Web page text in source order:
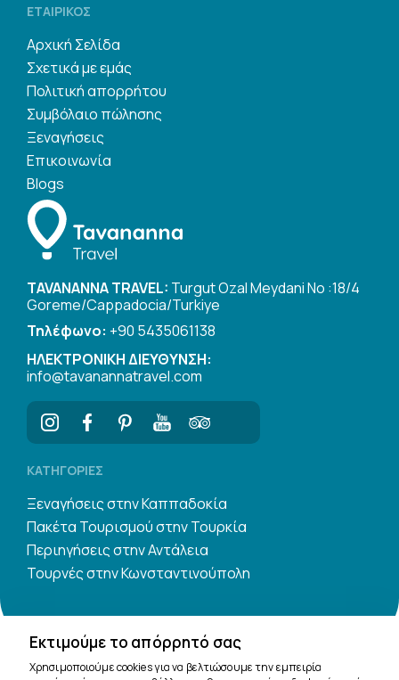
ΕΤΑΙΡΙΚΌΣ
Αρχική Σελίδα
Σχετικά με εμάς
Πολιτική απορρήτου
Συμβόλαιο πώλησης
Ξεναγήσεις
Επικοινωνία
Blogs
TAVANANNA TRAVEL: Turgut Ozal Meydani No :18/4
Goreme/Cappadocia/Turkiye
Τηλέφωνο: +90 5435061138
ΗΛΕΚΤΡΟΝΙΚΗ ΔΙΕΥΘΥΝΣΗ:
info@tavanannatravel.com
ΚΑΤΗΓΟΡΊΕΣ
Ξεναγήσεις στην Καππαδοκία
Πακέτα Τουρισμού στην Τουρκία
Περιηγήσεις στην Αντάλεια
Τουρνές στην Κωνσταντινούπολη
Εκτιμούμε το απόρρητό σας
Χρησιμοποιούμε cookies για να βελτιώσουμε την εμπειρία